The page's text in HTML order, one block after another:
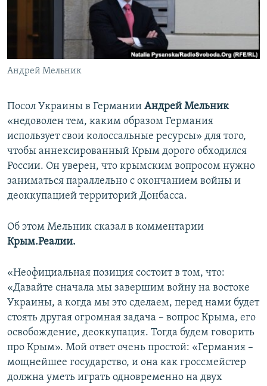
ПОБЕДИТЕЛЕЙ НЕ СУДЯТ?
КРЫМ.НЕПОКОРЕННЫЙ
УКРАИНСКАЯ ПРОБЛЕМА КРЫМА
ПРИСОЕДИНЯЙТЕСЬ!
Андрей Мельник
Посол Украины в Германии Андрей Мельник
«недоволен тем, каким образом Германия
использует свои колоссальные ресурсы» для того,
чтобы аннексированный Крым дорого обходился
России. Он уверен, что крымским вопросом нужно
заниматься параллельно с окончанием войны и
деоккупацией территорий Донбасса.
Об этом Мельник сказал в комментарии
Крым.Реалии.
«Неофициальная позиция состоит в том, что:
«Давайте сначала мы завершим войну на востоке
Украины, а когда мы это сделаем, перед нами будет
стоять другая огромная задача – вопрос Крыма, его
освобождение, деоккупация. Тогда будем говорить
про Крым». Мой ответ очень простой: «Германия –
мощнейшее государство, и она как гроссмейстер
должна уметь играть одновременно на двух